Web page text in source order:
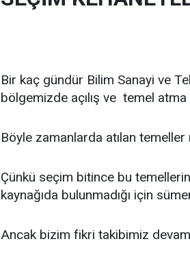
Bir kaç gündür Bilim Sanayi ve
bölgemizde açılış ve temel
Böyle zamanlarda atılan
Çünkü seçim bitince bu
kaynağıda bulunmadığı için
Ancak bizim fikri takibimiz